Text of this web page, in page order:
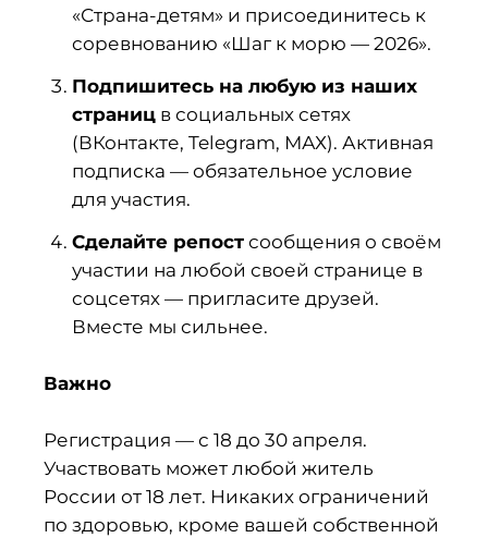
«Страна-детям» и присоединитесь к
соревнованию «Шаг к морю — 2026».
Подпишитесь на любую из наших
страницв социальных сетях
(ВКонтакте, Telegram, МАХ). Активная
подписка — обязательное условие
для участия.
Сделайте репостсообщения о своём
участии на любой своей странице в
соцсетях — пригласите друзей.
Вместе мы сильнее.
Важно
Регистрация — с 18 до 30 апреля.
Участвовать может любой житель
России от 18 лет. Никаких ограничений
по здоровью, кроме вашей собственной